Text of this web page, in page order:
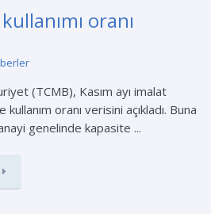
oranı
(TCMB), Kasım ayı imalat
oranı verisini açıkladı. Buna
genelinde kapasite ...